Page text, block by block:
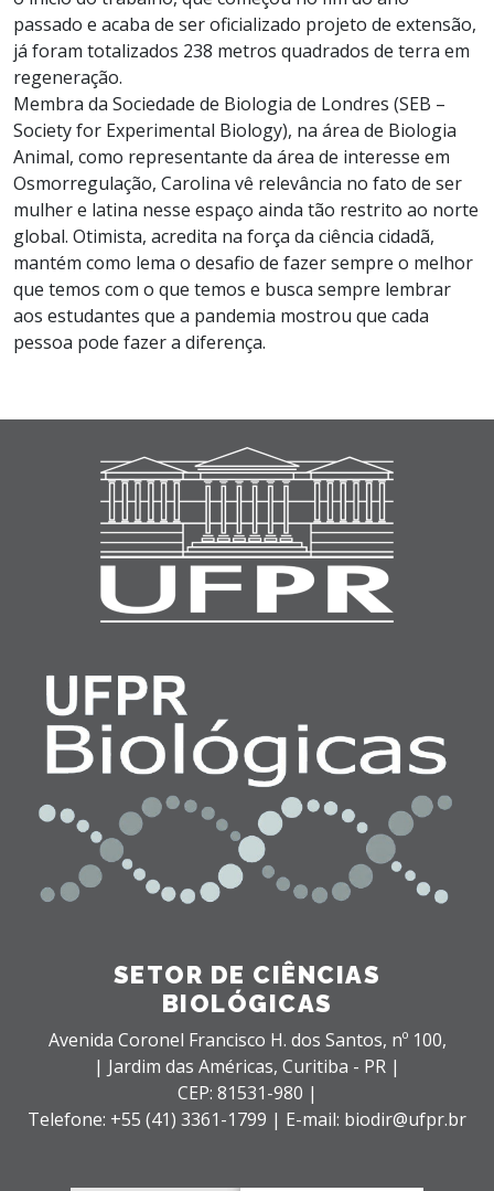
passado e acaba de ser oficializado projeto de extensão,
já foram totalizados 238 metros quadrados de terra em
regeneração.
Membra da Sociedade de Biologia de Londres (SEB –
Society for Experimental Biology), na área de Biologia
Animal, como representante da área de interesse em
Osmorregulação, Carolina vê relevância no fato de ser
mulher e latina nesse espaço ainda tão restrito ao norte
global. Otimista, acredita na força da ciência cidadã,
mantém como lema o desafio de fazer sempre o melhor
que temos com o que temos e busca sempre lembrar
aos estudantes que a pandemia mostrou que cada
pessoa pode fazer a diferença.
SETOR DE CIÊNCIAS
BIOLÓGICAS
Avenida Coronel Francisco H. dos Santos, nº 100,
| Jardim das Américas, Curitiba - PR |
CEP: 81531-980 |
Telefone: +55 (41) 3361-1799 | E-mail: biodir@ufpr.br